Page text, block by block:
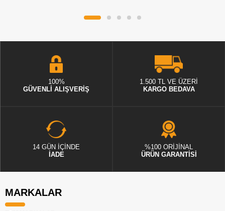
100%
GÜVENLİ ALIŞVERİŞ
1.500 TL VE ÜZERİ
KARGO BEDAVA
14 GÜN İÇİNDE
İADE
%100 ORİJİNAL
ÜRÜN GARANTİSİ
MARKALAR